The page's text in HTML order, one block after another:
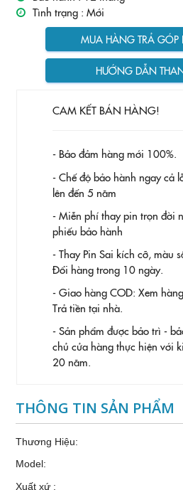
Tình trạng : Mới
MUA HÀNG TRẢ GÓP
HƯỚNG DẪN
CAM KẾT BÁN HÀNG!
- Bảo đảm hàng mới 100%.
- Chế độ bảo hành ngay cả
lên đến 5 năm
- Miễn phí thay pin trọn đời
phiếu bảo hành
- Thay Pin Sai kích cỡ, màu
Đổi hàng trong 10 ngày.
- Giao hàng COD: Xem
Trả tiền tại nhà.
- Sản phẩm được bảo trì -
chủ cửa hàng thực hiện với
20 năm.
THÔNG TIN SẢN PHẨM
Thương Hiệu:
Model:
Xuất xứ :